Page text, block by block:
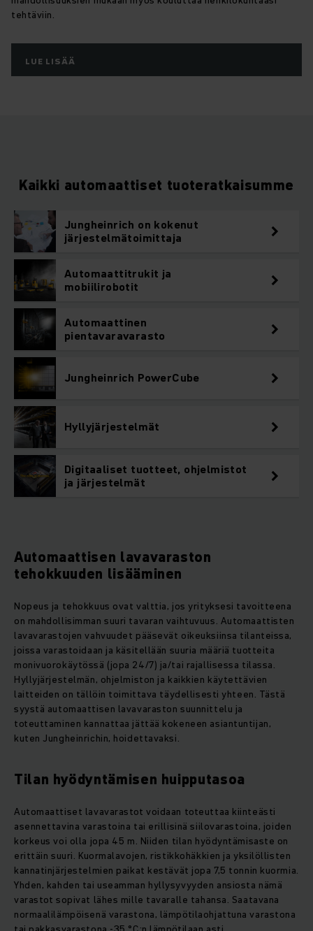
tehtäviin.
LUE LISÄÄ
Kaikki automaattiset tuoteratkaisumme
Jungheinrich on kokenut
järjestelmätoimittaja
Automaattitrukit ja
mobiilirobotit
Automaattinen
pientavaravarasto
Jungheinrich PowerCube
Hyllyjärjestelmät
Digitaaliset tuotteet, ohjelmistot
ja järjestelmät
Automaattisen lavavaraston
tehokkuuden lisääminen
Nopeus ja tehokkuus ovat valttia, jos yrityksesi tavoitteena
on mahdollisimman suuri tavaran vaihtuvuus. Automaattisten
lavavarastojen vahvuudet pääsevät oikeuksiinsa tilanteissa,
joissa varastoidaan ja käsitellään suuria määriä tuotteita
monivuorokäytössä (jopa 24/7) ja/tai rajallisessa tilassa.
Hyllyjärjestelmän, ohjelmiston ja kaikkien käytettävien
laitteiden on tällöin toimittava täydellisesti yhteen. Tästä
syystä automaattisen lavavaraston suunnittelu ja
toteuttaminen kannattaa jättää kokeneen asiantuntijan,
kuten Jungheinrichin, hoidettavaksi.
Tilan hyödyntämisen huipputasoa
Automaattiset lavavarastot voidaan toteuttaa kiinteästi
asennettavina varastoina tai erillisinä siilovarastoina, joiden
korkeus voi olla jopa 45 m. Niiden tilan hyödyntämisaste on
erittäin suuri. Kuormalavojen, ristikkohäkkien ja yksilöllisten
kannatinjärjestelmien paikat kestävät jopa 7,5 tonnin kuormia.
Yhden, kahden tai useamman hyllysyvyyden ansiosta nämä
varastot sopivat lähes mille tavaralle tahansa. Saatavana
normaalilämpöisenä varastona, lämpötilaohjattuna varastona